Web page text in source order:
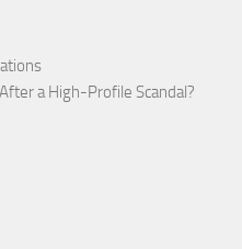
a High-Profile Scandal?